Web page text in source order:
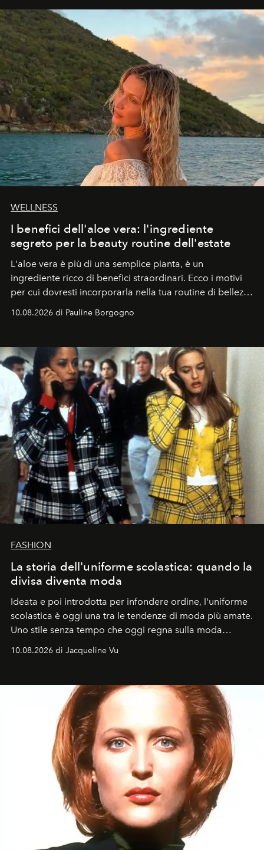
WELLNESS
I benefici dell'aloe vera: l'ingrediente
segreto per la beauty routine dell'estate
L'aloe vera è più di una semplice pianta, è un
ingrediente ricco di benefici straordinari. Ecco i motivi
per cui dovresti incorporarla nella tua routine di bellezza
e benessere.
10.08.2026 di Pauline Borgogno
FASHION
La storia dell'uniforme scolastica: quando la
divisa diventa moda
Ideata e poi introdotta per infondere ordine, l'uniforme
scolastica è oggi una tra le tendenze di moda più amate.
Uno stile senza tempo che oggi regna sulla moda
tradizionale e sulla cultura pop.
10.08.2026 di Jacqueline Vu